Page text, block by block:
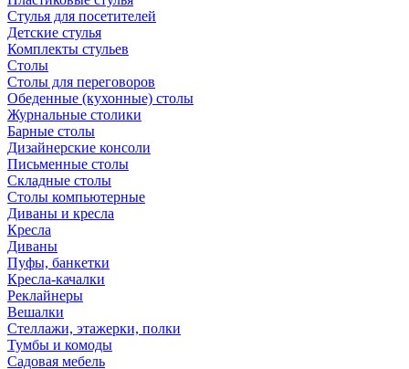
Стулья для посетителей
Детские стулья
Комплекты стульев
Столы
Столы для переговоров
Обеденные (кухонные) столы
Журнальные столики
Барные столы
Дизайнерские консоли
Письменные столы
Складные столы
Столы компьютерные
Диваны и кресла
Кресла
Диваны
Пуфы, банкетки
Кресла-качалки
Реклайнеры
Вешалки
Стеллажи, этажерки, полки
Тумбы и комоды
Садовая мебель